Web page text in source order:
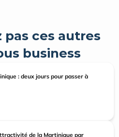
pas ces autres
business
: deux jours pour passer à
de la Martinique par